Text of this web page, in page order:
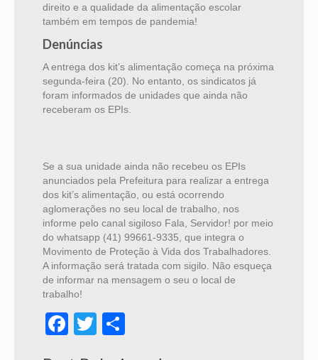
direito e a qualidade da alimentação escolar
também em tempos de pandemia!
Denúncias
A entrega dos kit’s alimentação começa na próxima
segunda-feira (20). No entanto, os sindicatos já
foram informados de unidades que ainda não
receberam os EPIs.
Se a sua unidade ainda não recebeu os EPIs
anunciados pela Prefeitura para realizar a entrega
dos kit’s alimentação, ou está ocorrendo
aglomerações no seu local de trabalho, nos
informe pelo canal sigiloso Fala, Servidor! por meio
do whatsapp (41) 99661-9335, que integra o
Movimento de Proteção à Vida dos Trabalhadores.
A informação será tratada com sigilo. Não esqueça
de informar na mensagem o seu o local de
trabalho!
Facebook
Twitter